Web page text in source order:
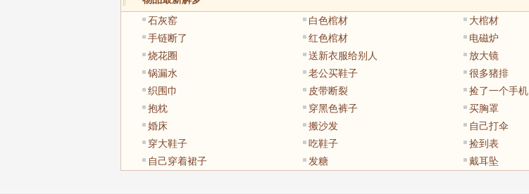
石灰窑
白色棺材
大棺材
手链断了
红色棺材
电磁炉
烧花圈
送新衣服给别人
放大镜
锅漏水
老公买鞋子
很多猪排
织围巾
皮带断裂
捡了一个手机
抱枕
穿黑色裤子
买胸罩
婚床
搬沙发
自己打伞
穿大鞋子
吃鞋子
捡到表
自己穿着裙子
发糖 戴耳坠